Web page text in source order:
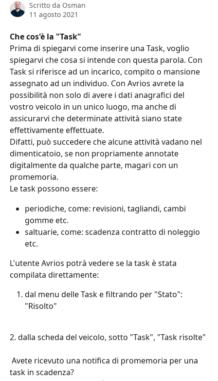
Scritto da Osman
11 agosto 2021
Che cos'è la "Task"
Prima di spiegarvi come inserire una Task, voglio
spiegarvi che cosa si intende con questa parola. Con
Task si riferisce ad un incarico, compito o mansione
assegnato ad un individuo. Con Avrios avrete la
possibilità non solo di avere i dati anagrafici del
vostro veicolo in un unico luogo, ma anche di
assicurarvi che determinate attività siano state
effettivamente effettuate.
Difatti, può succedere che alcune attività vadano nel
dimenticatoio, se non propriamente annotate
digitalmente da qualche parte, magari con un
promemoria.
Le task possono essere:
periodiche, come: revisioni, tagliandi, cambi
gomme etc.
saltuarie, come: scadenza contratto di noleggio
etc.
L'utente Avrios potrà vedere se la task è stata
compilata direttamente:
dal menu delle Task e filtrando per "Stato":
"Risolto"
2. dalla scheda del veicolo, sotto "Task", "Task risolte"
task in scadenza?